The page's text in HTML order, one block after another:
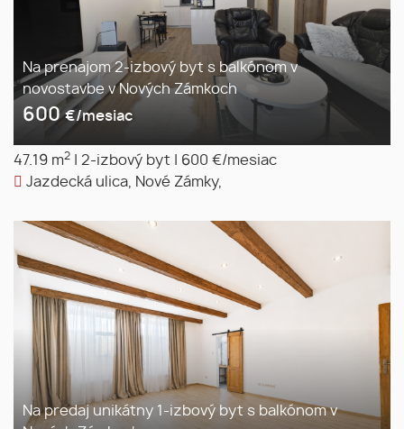
Na prenajom 2-izbový byt s balkónom v
novostavbe v Nových Zámkoch
600€/mesiac
47.19 m2 2-izbový byt
600 €/mesiac
Jazdecká ulica, Nové Zámky,
Na predaj unikátny 1-izbový byt s balkónom v